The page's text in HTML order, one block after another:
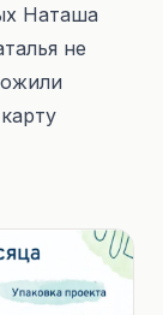
Наташа
не